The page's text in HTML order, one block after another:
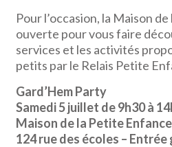
Pour l’occasion, la Maison
ouverte pour vous faire
services et les activités
petits par le Relais Petite
Gard’Hem Party
Samedi 5 juillet de 9h30 à
Maison de la Petite
124 rue des écoles –